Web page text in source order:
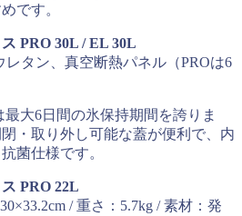
です。
PRO 30L / EL 30L
レタン、真空断熱パネル（PROは6
大6日間の氷保持期間を誇りま
・取り外し可能な蓋が便利で、内
菌仕様です。
PRO 22L
/ 重さ：5.7kg / 素材：発